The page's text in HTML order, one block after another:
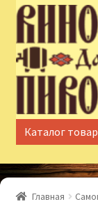
Перейти
навигации
Перейти
содержимому
Каталог
Главная